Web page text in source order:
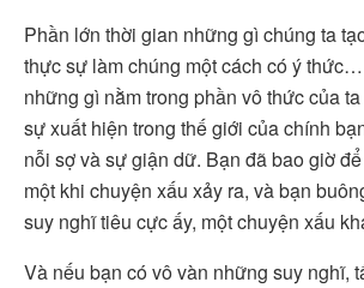
Phần lớn thời gian những gì chúng ta
thực sự làm chúng một cách có ý
những gì nằm trong phần vô thức của
sự xuất hiện trong thế giới của chính
nỗi sợ và sự giận dữ. Bạn đã bao giờ
một khi chuyện xấu xảy ra, và bạn
suy nghĩ tiêu cực ấy, một chuyện xấu
Và nếu bạn có vô vàn những suy nghĩ,